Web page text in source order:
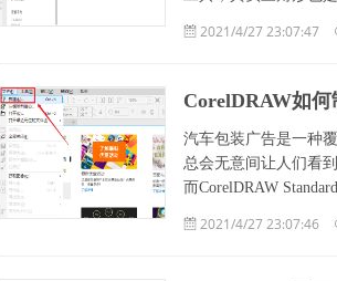
2021/4/27 23:07:47
CorelDRAW如何
汽车包装广告是一种
总会无意间让人们看
而CorelDRAW
2021/4/27 23:07:46